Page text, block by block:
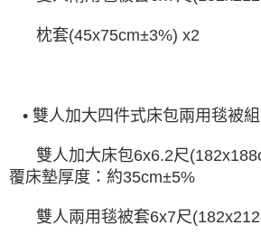
枕套(45x75cm±3%) x2
• 雙人加大四件式床包兩用毯被組
雙人加大床包6x6.2尺
覆床墊厚度：約35cm±5%
雙人兩用毯被套6x7尺